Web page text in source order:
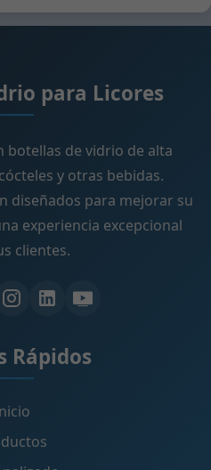
para Licores
botellas de vidrio de alta
y otras bebidas.
diseñados para mejorar su
experiencia excepcional
clientes.
Rápidos